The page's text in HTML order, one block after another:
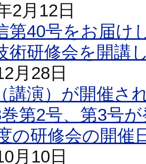
2月12日
第40号をお届け
術研修会を開講
月28日
講演）が開催さ
第2号、第3号
の研修会の開催
月10日